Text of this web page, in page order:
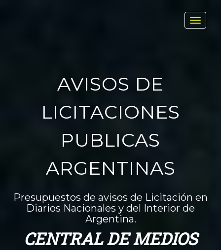
AVISOS DE
LICITACIONES
PUBLICAS
ARGENTINAS
Presupuestos de avisos de Licitación en
Diarios Nacionales y del Interior de
Argentina.
CENTRAL DE MEDIOS